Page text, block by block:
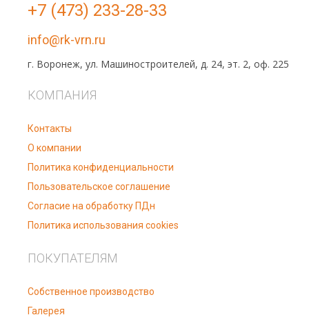
+7 (473) 233-28-33
info@rk-vrn.ru
г. Воронеж, ул. Машиностроителей, д. 24, эт. 2, оф. 225
КОМПАНИЯ
Контакты
О компании
Политика конфиденциальности
Пользовательское соглашение
Согласие на обработку ПДн
Политика использования cookies
ПОКУПАТЕЛЯМ
Собственное производство
Галерея